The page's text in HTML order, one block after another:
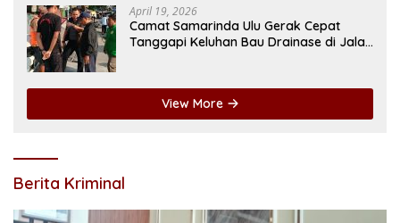
April 19, 2026
Camat Samarinda Ulu Gerak Cepat
Tanggapi Keluhan Bau Drainase di Jalan
View More
Berita Kriminal